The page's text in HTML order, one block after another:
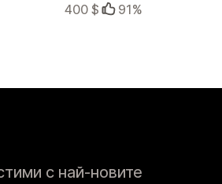
400 $
91%
с най-новите